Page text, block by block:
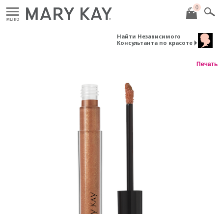
МЕНЮ
0
Найти Независимого
Консультанта по красоте
Печать